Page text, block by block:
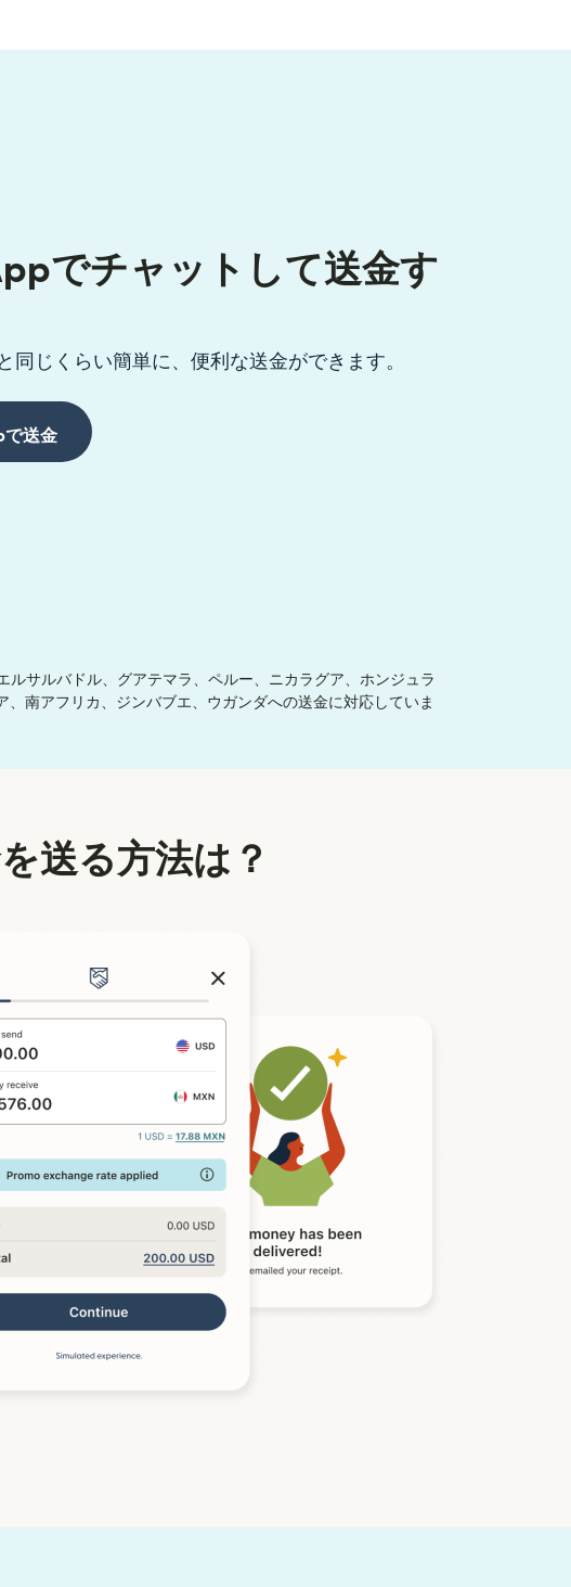
でチャットして送金す
同じくらい簡単に、便利な送金ができます。
送金
サルバドル、グアテマラ、ペルー、ニカラグア、ホンジュラ
南アフリカ、ジンバブエ、ウガンダへの送金に対応していま
送る方法は？